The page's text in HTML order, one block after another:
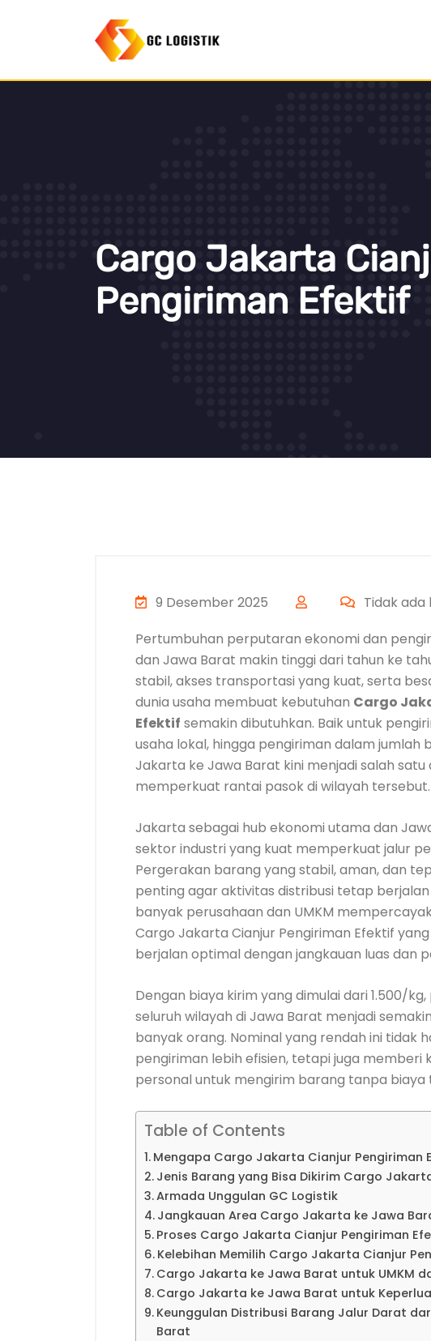
Cargo Jakarta
Pengiriman Efektif
9 Desember 2025
Tidak
Pertumbuhan perputaran ekonomi dan
dan Jawa Barat makin tinggi dari tahun ke
stabil, akses transportasi yang kuat, serta
dunia usaha membuat kebutuhan Cargo
Efektif semakin dibutuhkan. Baik untuk
usaha lokal, hingga pengiriman dalam jumlah
Jakarta ke Jawa Barat kini menjadi salah satu
memperkuat rantai pasok di wilayah tersebut.
Jakarta sebagai hub ekonomi utama dan
sektor industri yang kuat memperkuat jalur
Pergerakan barang yang stabil, aman, dan
penting agar aktivitas distribusi tetap
banyak perusahaan dan UMKM
Cargo Jakarta Cianjur Pengiriman Efektif
berjalan optimal dengan jangkauan luas dan
Dengan biaya kirim yang dimulai dari 1.500/
seluruh wilayah di Jawa Barat menjadi
banyak orang. Nominal yang rendah ini tidak
pengiriman lebih efisien, tetapi juga memberi
personal untuk mengirim barang tanpa biaya
Table of Contents
Mengapa Cargo Jakarta Cianjur Pengiriman
Jenis Barang yang Bisa Dikirim Cargo
Armada Unggulan GC Logistik
Jangkauan Area Cargo Jakarta ke Jawa
Proses Cargo Jakarta Cianjur Pengiriman
Kelebihan Memilih Cargo Jakarta Cianjur
Cargo Jakarta ke Jawa Barat untuk UMKM
Cargo Jakarta ke Jawa Barat untuk
Keunggulan Distribusi Barang Jalur Darat
Barat